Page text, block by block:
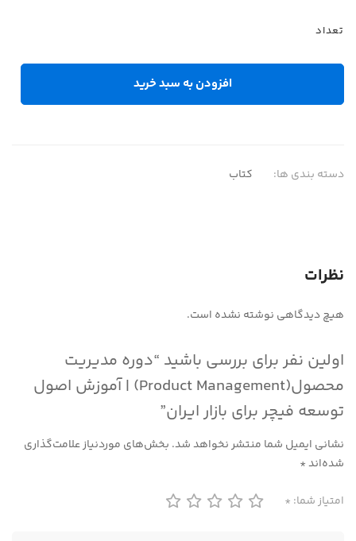
تعداد
افزودن به سبد خرید
دسته بندی ها: کتاب
نظرات
هیچ دیدگاهی نوشته نشده است.
اولین نفر برای بررسی باشید “دوره مدیریت
محصول(Product Management) | آموزش اصول
توسعه فیچر برای بازار ایران”
نشانی ایمیل شما منتشر نخواهد شد. بخش‌های موردنیاز علامت‌گذاری
شده‌اند*
امتیاز شما: *